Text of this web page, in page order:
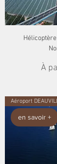
À
en savoir +
Aéroport